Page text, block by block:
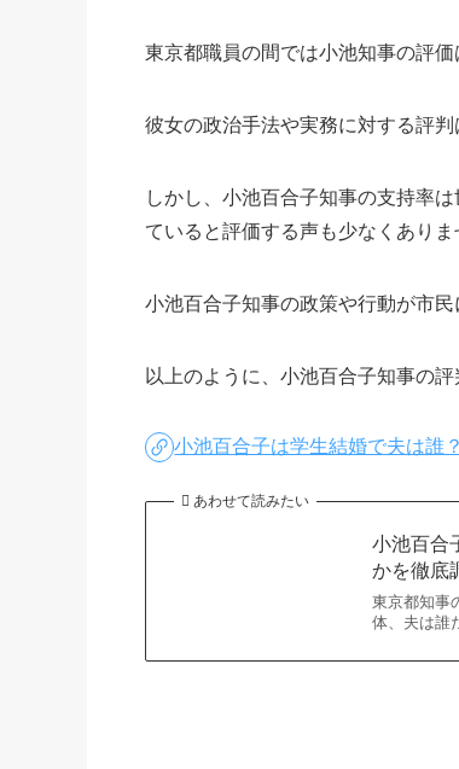
東京都職員の間では小池知事の評価
彼女の政治手法や実務に対する評判
しかし、小池百合子知事の支持率
ていると評価する声も少なくありま
小池百合子知事の政策や行動が市
以上のように、小池百合子知事の
小池百合子は学生結婚で夫は誰
あわせて読みたい
小池百合
かを徹底
東京都知事
体、夫は誰